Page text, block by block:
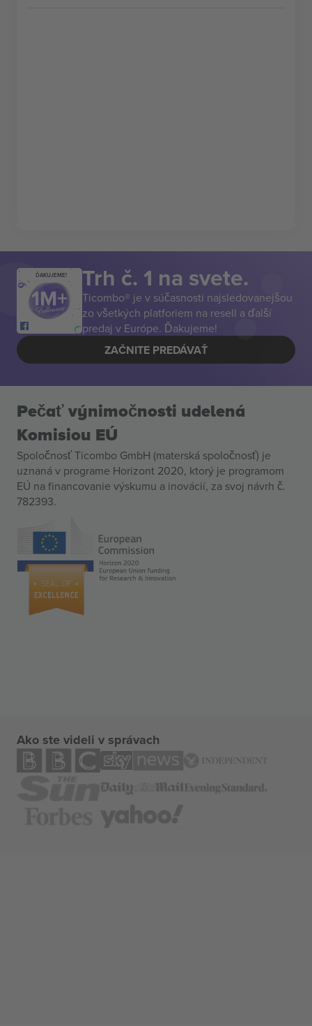
ĎAKUJEME! Trh č. 1 na svete.
Ticombo® je v súčasnosti najsledovanejšou
zo všetkých platforiem na resell a ďalší
predaj v Európe. Ďakujeme!
ZAČNITE PREDÁVAŤ
Pečať výnimočnosti udelená
Komisiou EÚ
Spoločnosť Ticombo GmbH (materská spoločnosť) je
uznaná v programe Horizont 2020, ktorý je programom
EÚ na financovanie výskumu a inovácií, za svoj návrh č.
782393.
Ako ste videli v správach